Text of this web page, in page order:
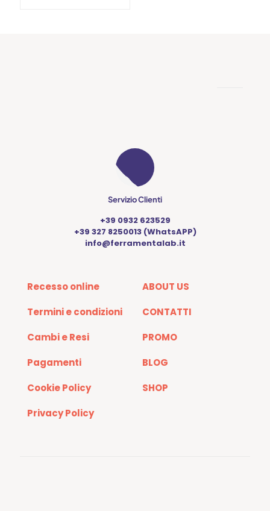
Servizio Clienti
+39 0932 623529
+39 327 8250013 (WhatsAPP)
info@ferramentalab.it
Recesso online
Termini e condizioni
Cambi e Resi
Pagamenti
Cookie Policy
Privacy Policy
ABOUT US
CONTATTI
PROMO
BLOG
SHOP